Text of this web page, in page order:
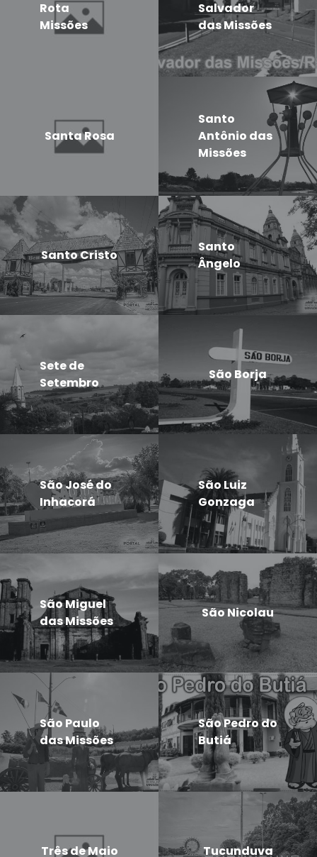
Rota
Missões
Salvador
das Missões
Santa Rosa
Santo
Antônio das
Missões
Santo Cristo
Santo
Ângelo
Sete de
Setembro
São Borja
São José do
Inhacorá
São Luiz
Gonzaga
São Miguel
das Missões
São Nicolau
São Paulo
das Missões
São Pedro do
Butiá
Três de Maio Tucunduva